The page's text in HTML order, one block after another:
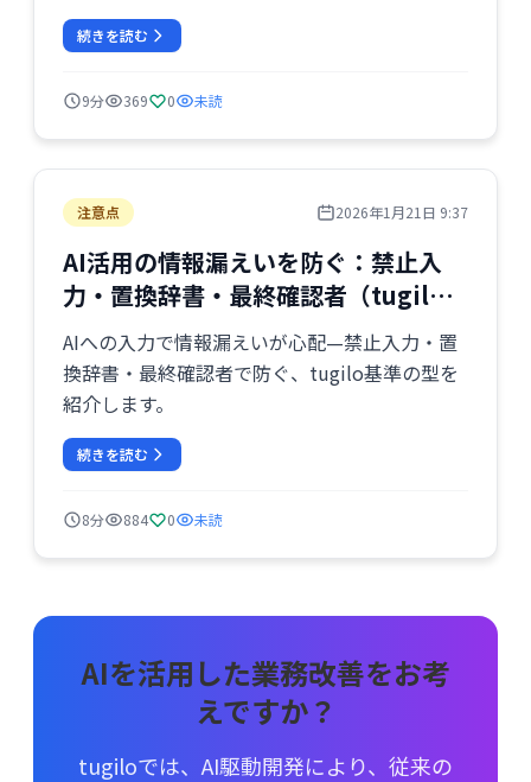
ーが先に散り、誰の版が正か分からなくなる。
tugilo流に、社内拡散を止める「最初の一行」
続きを読む
9分 369 0 未読
注意点 2026年1月21日 9:37
AI活用の情報漏えいを防ぐ：禁止入
力・置換辞書・最終確認者（tugilo基
準）
AIへの入力で情報漏えいが心配—禁止入力・置
換辞書・最終確認者で防ぐ、tugilo基準の型を
紹介します。
続きを読む
8分 884 0 未読
AIを活用した業務改善をお考
えですか？
tugiloでは、AI駆動開発により、従来の